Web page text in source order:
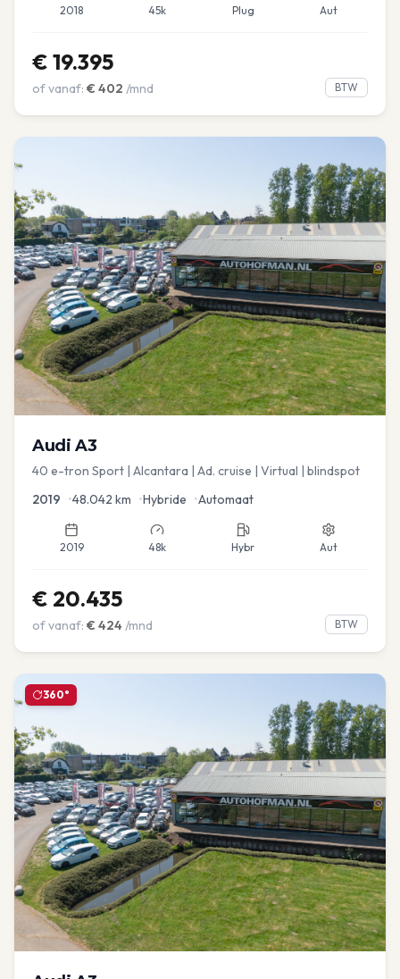
2018 45k Plug Aut
€ 19.395
of vanaf: € 402 /mnd BTW
Audi A3
40 e-tron Sport | Alcantara | Ad. cruise | Virtual | blindspot
2019 •48.042 km •Hybride •Automaat
2019 48k Hybr Aut
€ 20.435
of vanaf: € 424 /mnd BTW
360°